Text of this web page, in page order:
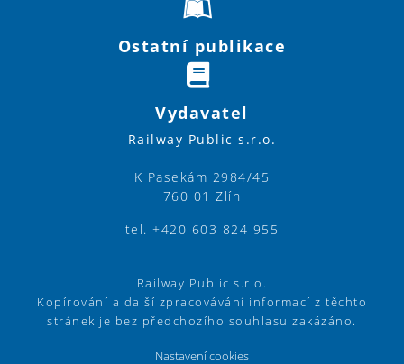
Ostatní publikace
Vydavatel
Railway Public s.r.o.
K Pasekám 2984/45
760 01 Zlín
tel. +420 603 824 955
Railway Public s.r.o.
Kopírování a další zpracovávání informací z těchto
stránek je bez předchozího souhlasu zakázáno.
Nastavení cookies